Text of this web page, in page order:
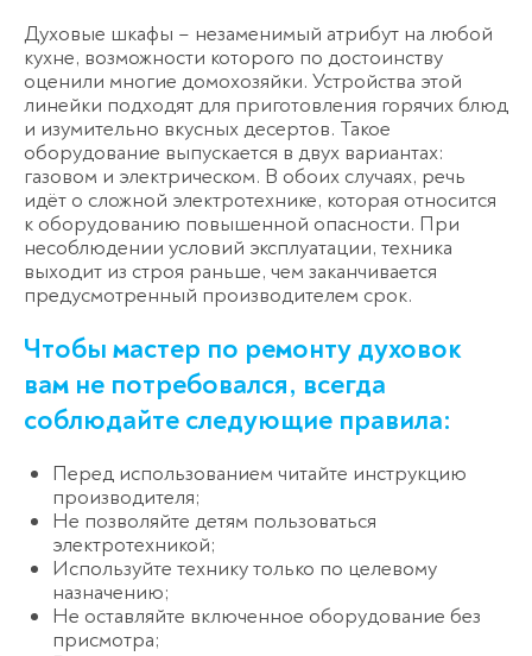
Духовые шкафы – незаменимый атрибут на любой
кухне, возможности которого по достоинству
оценили многие домохозяйки. Устройства этой
линейки подходят для приготовления горячих блюд
и изумительно вкусных десертов. Такое
оборудование выпускается в двух вариантах:
газовом и электрическом. В обоих случаях, речь
идёт о сложной электротехнике, которая относится
к оборудованию повышенной опасности. При
несоблюдении условий эксплуатации, техника
выходит из строя раньше, чем заканчивается
предусмотренный производителем срок.
Чтобы мастер по ремонту духовок
вам не потребовался, всегда
соблюдайте следующие правила:
Перед использованием читайте инструкцию
производителя;
Не позволяйте детям пользоваться
электротехникой;
Используйте технику только по целевому
назначению;
Не оставляйте включенное оборудование без
присмотра;